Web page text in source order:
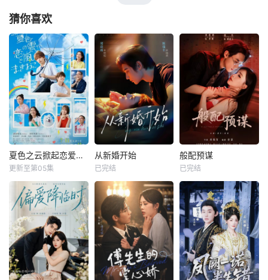
猜你喜欢
夏色之云掀起恋爱与风暴
更新至第05集
从新婚开始
已完结
般配预谋
已完结